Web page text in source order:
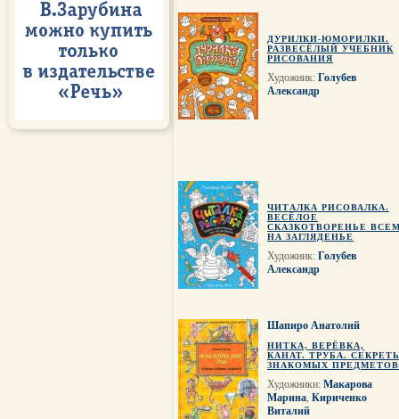
ДУРИЛКИ-ЮМОРИЛКИ.
РАЗВЕСЁЛЫЙ УЧЕБНИК
РИСОВАНИЯ
Художник: Голубев
Александр
ЧИТАЛКА РИСОВАЛКА.
ВЕСЁЛОЕ
СКАЗКОТВОРЕНЬЕ
НА ЗАГЛЯДЕНЬЕ
Художник: Голубев
Александр
Шапиро Анатолий
НИТКА, ВЕРЁВКА,
КАНАТ. ТРУБА.
ЗНАКОМЫХ ПРЕДМЕТОВ
Художники: Макарова
Марина, Кириченко
Виталий